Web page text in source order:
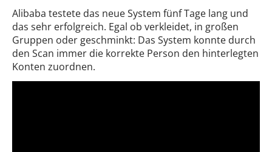
Alibaba testete das neue System fünf Tage lang und
das sehr erfolgreich. Egal ob verkleidet, in großen
Gruppen oder geschminkt: Das System konnte durch
den Scan immer die korrekte Person den hinterlegten
Konten zuordnen.